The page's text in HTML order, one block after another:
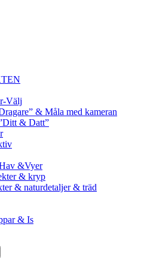
Välj
& Måla med kameran
& Datt”
&Vyer
& kryp
& naturdetaljer & träd
& Is